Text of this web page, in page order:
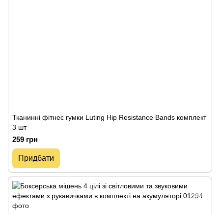
Тканинні фітнес гумки Luting Hip Resistance Bands комплект
3 шт
259 грн
Придбати